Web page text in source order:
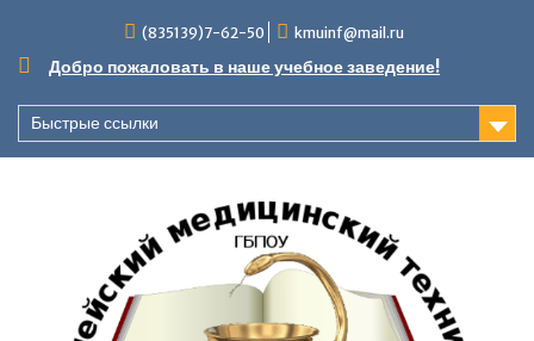
содержимому
(835139)7-62-50 kmuinf@mail.ru
Добро пожаловать в наше учебное заведение!
Быстрые ссылки